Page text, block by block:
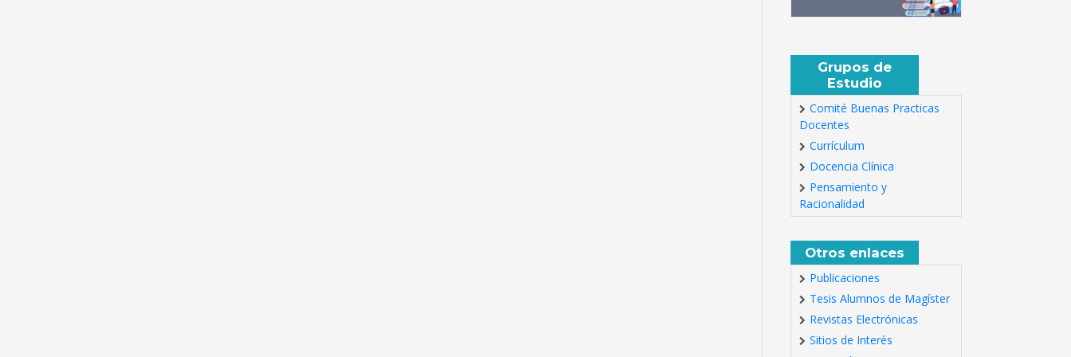
Grupos de
Estudio
Comité Buenas Practicas
Docentes
Currículum
Docencia Clínica
Pensamiento y
Racionalidad
Otros enlaces
Publicaciones
Tesis Alumnos de Magíster
Revistas Electrónicas
Sitios de Interés